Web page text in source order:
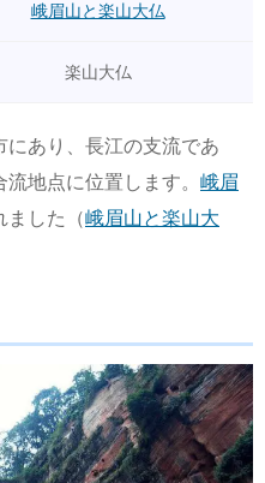
峨眉山と楽山大仏
楽山大仏
あり、長江の支流であ
地点に位置します。 峨眉
ました（峨眉山と楽山大